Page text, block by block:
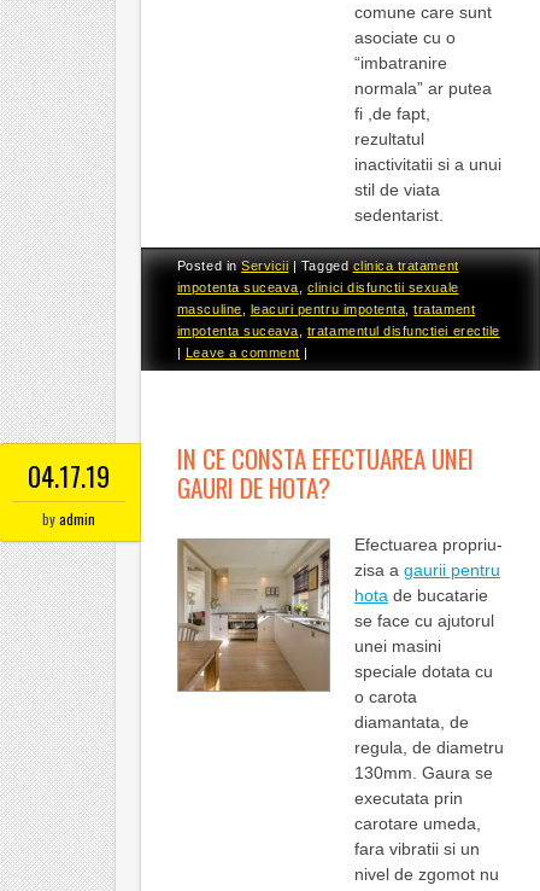
comune care sunt
asociate cu o
“imbatranire
normala” ar putea
fi ,de fapt,
rezultatul
inactivitatii si a unui
stil de viata
sedentarist.
Posted inServicii |Taggedclinica tratament
impotenta suceava
clinici disfunctii sexuale
masculine
leacuri pentru impotenta ,tratament
impotenta suceava
tratamentul disfunctiei erectile
| Leave a comment |
04.17.19
byadmin
IN CE CONSTA EFECTUAREA UNEI
GAURI DE HOTA?
Efectuarea propriu-
zisa a gaurii pentru
hota de bucatarie
se face cu ajutorul
unei masini
speciale dotata cu
o carota
diamantata, de
regula, de diametru
130mm. Gaura se
executata prin
carotare umeda,
fara vibratii si un
nivel de zgomot nu